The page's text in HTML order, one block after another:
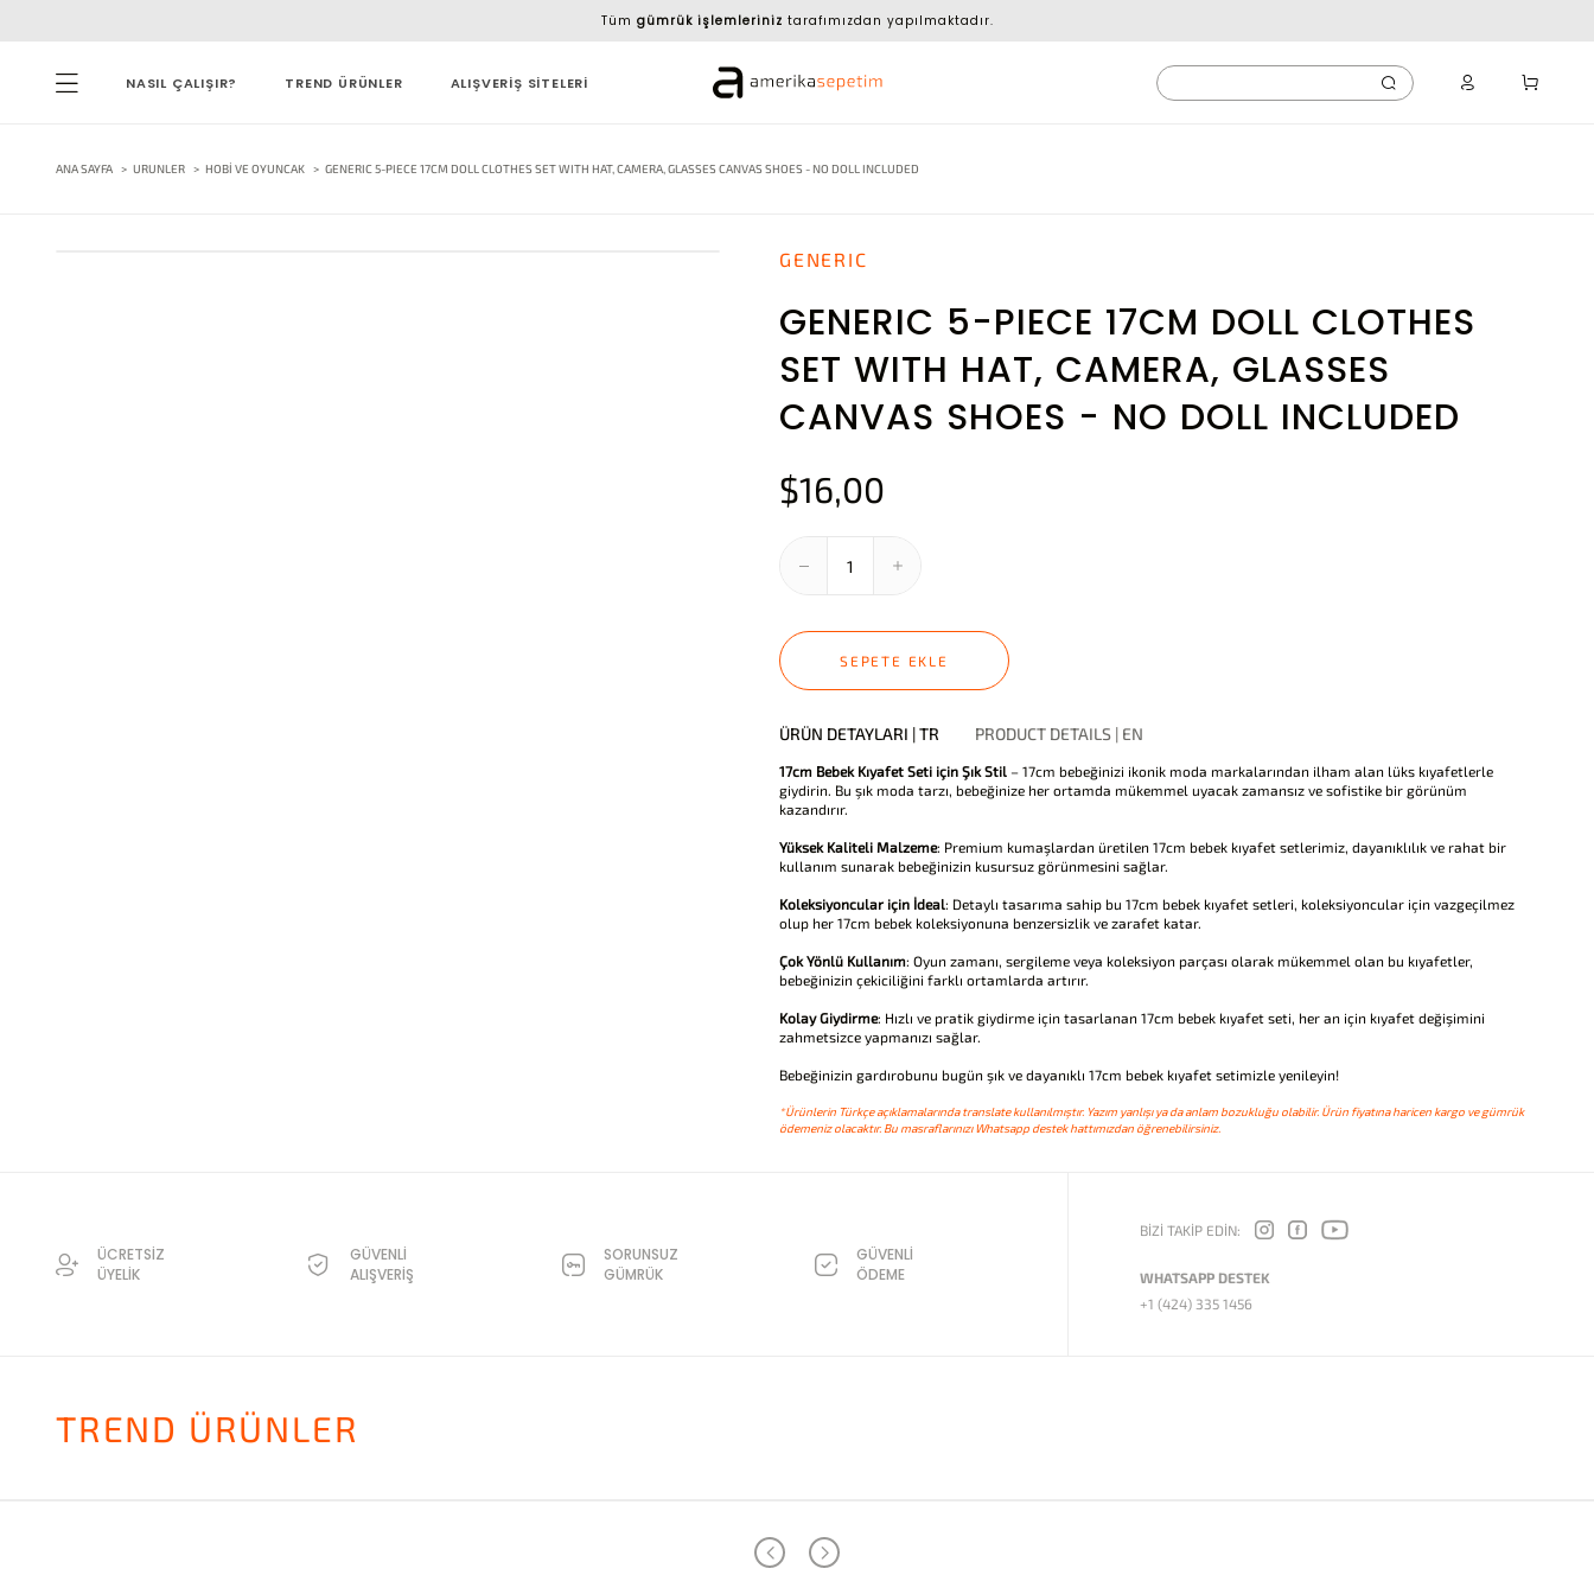
Tüm gümrük işlemleriniz tarafımızdan yapılmaktadır.
NASIL ÇALIŞIR? TREND ÜRÜNLER ALIŞVERİŞ SİTELERİ
ANA SAYFA URUNLER HOBI VE OYUNCAK GENERIC 5-PIECE 17CM DOLL CLOTHES SET WITH HAT, CAMERA, GLASSES CANVAS SHOES - NO DOLL INCLUDED
GENERIC
GENERIC 5-PIECE 17CM DOLL CLOTHES
SET WITH HAT, CAMERA, GLASSES
CANVAS SHOES - NO DOLL INCLUDED
$16,00
SEPETE EKLE
ÜRÜN DETAYLARI | TR PRODUCT DETAILS | EN
17cm Bebek Kıyafet Seti için Şık Stil – 17cm bebeğinizi ikonik moda markalarından ilham alan lüks kıyafetlerle
giydirin. Bu şık moda tarzı, bebeğinize her ortamda mükemmel uyacak zamansız ve sofistike bir görünüm
kazandırır.
Yüksek Kaliteli Malzeme: Premium kumaşlardan üretilen 17cm bebek kıyafet setlerimiz, dayanıklılık ve rahat bir
kullanım sunarak bebeğinizin kusursuz görünmesini sağlar.
Koleksiyoncular için İdeal: Detaylı tasarıma sahip bu 17cm bebek kıyafet setleri, koleksiyoncular için vazgeçilmez
olup her 17cm bebek koleksiyonuna benzersizlik ve zarafet katar.
Çok Yönlü Kullanım: Oyun zamanı, sergileme veya koleksiyon parçası olarak mükemmel olan bu kıyafetler,
bebeğinizin çekiciliğini farklı ortamlarda artırır.
Kolay Giydirme: Hızlı ve pratik giydirme için tasarlanan 17cm bebek kıyafet seti, her an için kıyafet değişimini
zahmetsizce yapmanızı sağlar.
Bebeğinizin gardırobunu bugün şık ve dayanıklı 17cm bebek kıyafet setimizle yenileyin!
*Ürünlerin Türkçe açıklamalarında translate kullanılmıştır. Yazım yanlışı ya da anlam bozukluğu olabilir. Ürün fiyatına haricen kargo ve gümrük
ödemeniz olacaktır. Bu masraflarınızı Whatsapp destek hattımızdan öğrenebilirsiniz.
ÜCRETSİZ
ÜYELİK
GÜVENLİ
ALIŞVERİŞ
SORUNSUZ
GÜMRÜK
GÜVENLİ
ÖDEME
BİZİ TAKİP EDİN:
WHATSAPP DESTEK
+1 (424) 335 1456
TREND ÜRÜNLER